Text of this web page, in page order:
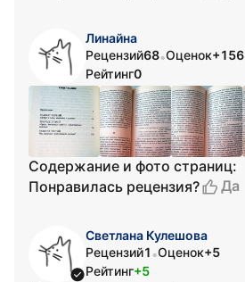
Линайна
Рецензий68•Оценок+156
Рейтинг0
Содержание и фото страниц:
Понравилась рецензия?
Да
Светлана Кулешова
Рецензий1 •Оценок+5
Рейтинг+5